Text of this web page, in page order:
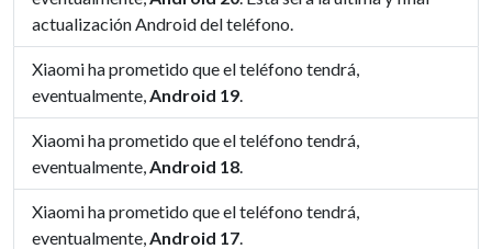
actualización Android del teléfono.
Xiaomi ha prometido que el teléfono tendrá,
eventualmente,Android 19.
Xiaomi ha prometido que el teléfono tendrá,
eventualmente,Android 18.
Xiaomi ha prometido que el teléfono tendrá,
eventualmente,Android 17.